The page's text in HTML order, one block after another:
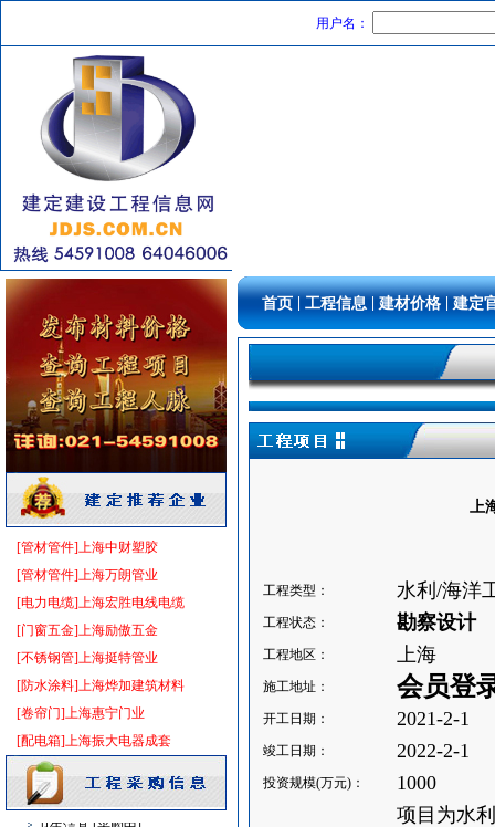
用户名：
[管材管件]上海中财塑胶
[管材管件]上海万朗管业
[电力电缆]上海宏胜电线电缆
[门窗五金]上海励傲五金
[不锈钢管]上海挺特管业
[防水涂料]上海烨加建筑材料
[卷帘门]上海惠宁门业
[配电箱]上海振大电器成套
电线电缆 [采购中]
仪器仪表
[采购中]
钢管 [采购中]
油漆涂料 [采购中]
水泵 [采购中]
油漆涂料 [采购中]
石材木材 [采购中]
保温隔音材料 [采购中]
阀门组件
阀门组件 [采购中]
日光灯
智能建筑 [采购中]
变压器 [采购中]
阀门组件室外排水 [采购中]
阀门组件室外排水等
电器开关
电梯工程 [采购中]
变频给水设备 [采购中]
内外墙装饰材料 [采购中]
消防火警 [采购中]
空调设备 [采购中]
光源灯具 [采购中]
墙地面砖 [采购中]
变配电 [采购中]
墙地面砖
日光灯
[采购中]
首页 工程信息 建材价格 建定
上
工程类型： 水利/海洋
工程状态： 勘察设计
工程地区： 上海
施工地址： 会员登
开工日期： 2021-2-1
竣工日期： 2022-2-1
投资规模(万元)： 1000
项目为水